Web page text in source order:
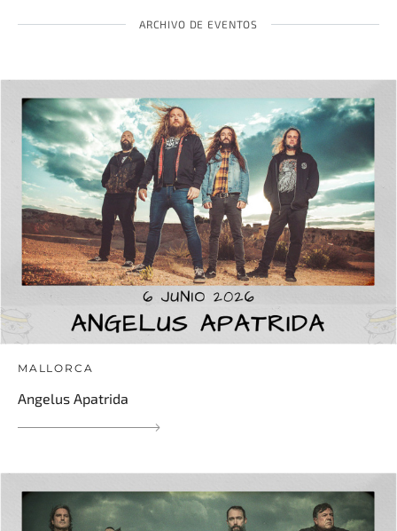
ARCHIVO DE EVENTOS
MALLORCA
Angelus Apatrida